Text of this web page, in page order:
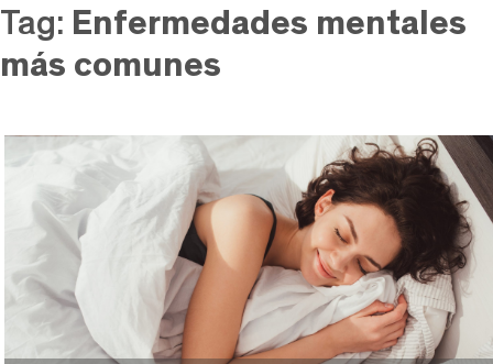
Tag: Enfermedades mentales
más comunes